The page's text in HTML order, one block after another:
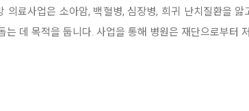
의료사업은 소아암, 백혈병, 심장병, 희귀 난치질환을
는 데 목적을 둡니다. 사업을 통해 병원은 재단으로부터